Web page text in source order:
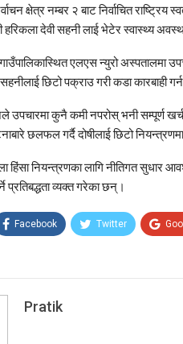
क्षेत्र नम्बर २ बाट निर्वाचित राष्ट्रिय
हरिकला देवी सहनीलाई भेटेर स्वास्थ्य
गाउँपालिकास्थित एलएस न्युरो
छिटो पक्राउ गरी कडा कारबाही
कुनै कमी नपरोस् भनी सम्पूर्ण
छलफल गर्दै दोषीलाई छिटो
हिंसा नियन्त्रणका लागि नीतिगत सुधार
प्रतिबद्धता व्यक्त गरेका छन्।
Facebook Twitter
Pratik